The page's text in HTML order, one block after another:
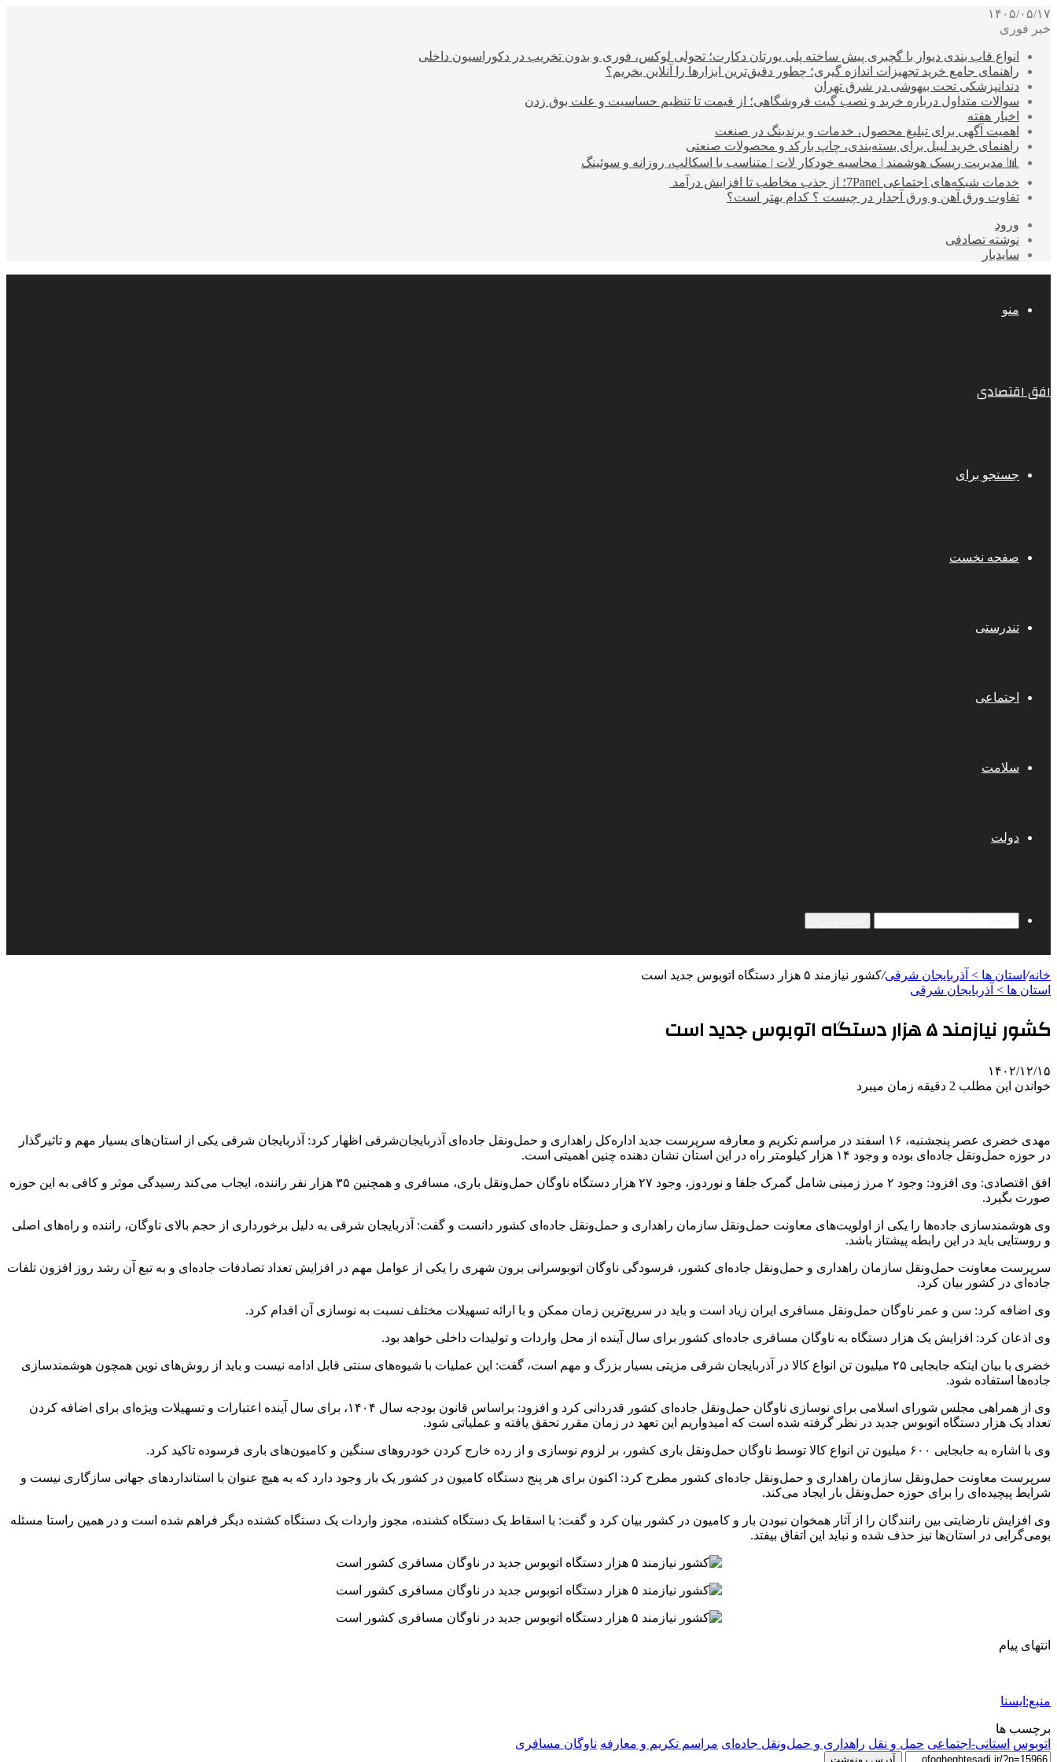
۱۴۰۵/۰۵/۱۷
خبر فوری
انواع قاب بندی دیوار با گچبری پیش ساخته پلی یورتان دکارت؛ تحولی لوکس، فوری و بدون تخریب در دکوراسیون داخلی
راهنمای جامع خرید تجهیزات اندازه گیری؛ چطور دقیق‌ترین ابزارها را آنلاین بخریم؟
دندانپزشکی تحت بیهوشی در شرق تهران
سوالات متداول درباره خرید و نصب گیت فروشگاهی؛ از قیمت تا تنظیم حساسیت و علت بوق زدن
اخبار هفته
اهمیت آگهی برای تبلیغ محصول، خدمات و برندینگ در صنعت
راهنمای خرید لیبل برای بسته‌بندی، چاپ بارکد و محصولات صنعتی
📊 مدیریت ریسک هوشمند | محاسبه خودکار لات | متناسب با اسکالپ، روزانه و سوئینگ
خدمات شبکه‌های اجتماعی 7Panel؛ از جذب مخاطب تا افزایش درآمد
تفاوت ورق آهن و ورق آجدار در چیست ؟ کدام بهتر است؟
ورود
نوشته تصادفی
سایدبار
منو
افق اقتصادی
جستجو برای
صفحه نخست
تندرستی
اجتماعی
سلامت
دولت
خانه/ استان ها > آذربایجان شرقی/کشور نیازمند ۵ هزار دستگاه اتوبوس جدید است
استان ها > آذربایجان شرقی
کشور نیازمند ۵ هزار دستگاه اتوبوس جدید است
۱۴۰۲/۱۲/۱۵
خواندن این مطلب 2 دقیقه زمان میبرد
مهدی خضری عصر پنجشنبه، ۱۶ اسفند در مراسم تکریم و معارفه سرپرست جدید اداره‌کل راهداری و حمل‌ونقل جاده‌ای آذربایجان‌شرقی اظهار کرد: آذربایجان شرقی یکی از استان‌های بسیار مهم و تاثیرگذار
در حوزه حمل‌ونقل جاده‌ای بوده و وجود ۱۴ هزار کیلومتر راه در این استان نشان دهنده چنین اهمیتی است.
افق اقتصادی: وی افزود: وجود ۲ مرز زمینی شامل گمرک جلفا و نوردوز، وجود ۲۷ هزار دستگاه ناوگان حمل‌ونقل باری، مسافری و همچنین ۳۵ هزار نفر راننده، ایجاب می‌کند رسیدگی موثر و کافی به این حوزه
صورت بگیرد.
وی هوشمندسازی جاده‌ها را یکی از اولویت‌های معاونت حمل‌ونقل سازمان راهداری و حمل‌ونقل جاده‌ای کشور دانست و گفت: آذربایجان شرقی به دلیل برخورداری از حجم بالای ناوگان، راننده و راه‌های اصلی
و روستایی باید در این رابطه پیشتاز باشد.
سرپرست معاونت حمل‌ونقل سازمان راهداری و حمل‌ونقل جاده‌ای کشور، فرسودگی ناوگان اتوبوسرانی برون شهری را یکی از عوامل مهم در افزایش تعداد تصادفات جاده‌ای و به تبع آن رشد روز افزون تلفات
جاده‌ای در کشور بیان کرد.
وی اضافه کرد: سن و عمر ناوگان حمل‌ونقل مسافری ایران زیاد است و باید در سریع‌ترین زمان ممکن و با ارائه تسهیلات مختلف نسبت به نوسازی آن اقدام کرد.
وی اذعان کرد: افزایش یک هزار دستگاه به ناوگان مسافری جاده‌ای کشور برای سال آینده از محل واردات و تولیدات داخلی خواهد بود.
خضری با بیان اینکه جابجایی ۲۵ میلیون تن انواع کالا در آذربایجان شرقی مزیتی بسیار بزرگ و مهم است، گفت: این عملیات با شیوه‌های سنتی قابل ادامه نیست و باید از روش‌های نوین همچون هوشمندسازی
جاده‌ها استفاده شود.
وی از همراهی مجلس شورای اسلامی برای نوسازی ناوگان حمل‌ونقل جاده‌ای کشور قدردانی کرد و افزود: براساس قانون بودجه سال ۱۴۰۴، برای سال آینده اعتبارات و تسهیلات ویژه‌ای برای اضافه کردن
تعداد یک هزار دستگاه اتوبوس جدید در نظر گرفته شده است که امیدواریم این تعهد در زمان مقرر تحقق یافته و عملیاتی شود.
وی با اشاره به جابجایی ۶۰۰ میلیون تن انواع کالا توسط ناوگان حمل‌ونقل باری کشور، بر لزوم نوسازی و از رده خارج کردن خودروهای سنگین و کامیون‌های باری فرسوده تاکید کرد.
سرپرست معاونت حمل‌ونقل سازمان راهداری و حمل‌ونقل جاده‌ای کشور مطرح کرد: اکنون برای هر پنج دستگاه کامیون در کشور یک بار وجود دارد که به هیچ عنوان با استانداردهای جهانی سازگاری نیست و
شرایط پیچیده‌ای را برای حوزه حمل‌ونقل بار ایجاد می‌کند.
وی افزایش نارضایتی بین رانندگان را از آثار همخوان نبودن بار و کامیون در کشور بیان کرد و گفت: با اسقاط یک دستگاه کشنده، مجوز واردات یک دستگاه کشنده دیگر فراهم شده است و در همین راستا مسئله
بومی‌گرایی در استان‌ها نیز حذف شده و نباید این اتفاق بیفتد.
انتهای پیام
منبع:ایسنا
برچسب ها
اتوبوس استانی-اجتماعی حمل و نقل راهداری و حمل‌ونقل جاده‌ای مراسم تکریم و معارفه ناوگان مسافری
آدرس رونوشت